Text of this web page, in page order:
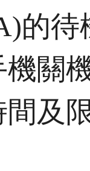
的
關
及